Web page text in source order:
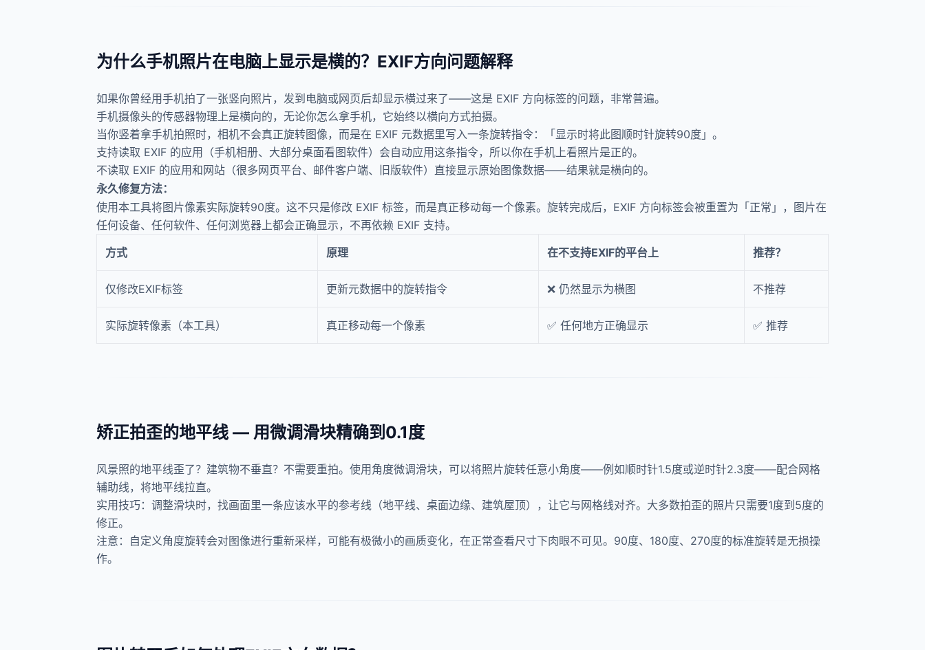
为什么手机照片在电脑上显示是横的？EXIF方向问题解释
如果你曾经用手机拍了一张竖向照片，发到电脑或网页后却显示横过来了——这是 EXIF 方向标签的问题，非常普遍。
手机摄像头的传感器物理上是横向的，无论你怎么拿手机，它始终以横向方式拍摄。
当你竖着拿手机拍照时，相机不会真正旋转图像，而是在 EXIF 元数据里写入一条旋转指令：「显示时将此图顺时针旋转90度」。
支持读取 EXIF 的应用（手机相册、大部分桌面看图软件）会自动应用这条指令，所以你在手机上看照片是正的。
不读取 EXIF 的应用和网站（很多网页平台、邮件客户端、旧版软件）直接显示原始图像数据——结果就是横向的。
永久修复方法：
使用本工具将图片像素实际旋转90度。这不只是修改 EXIF 标签，而是真正移动每一个像素。旋转完成后，EXIF 方向标签会被重置为「正常」，图片在
任何设备、任何软件、任何浏览器上都会正确显示，不再依赖 EXIF 支持。
方式
原理 在不支持EXIF的平台上 推荐？
仅修改EXIF标签 更新元数据中的旋转指令 ❌ 仍然显示为横图 不推荐
实际旋转像素（本工具） 真正移动每一个像素 ✅ 任何地方正确显示 ✅ 推荐
矫正拍歪的地平线 — 用微调滑块精确到0.1度
风景照的地平线歪了？建筑物不垂直？不需要重拍。使用角度微调滑块，可以将照片旋转任意小角度——例如顺时针1.5度或逆时针2.3度——配合网格
辅助线，将地平线拉直。
实用技巧：调整滑块时，找画面里一条应该水平的参考线（地平线、桌面边缘、建筑屋顶），让它与网格线对齐。大多数拍歪的照片只需要1度到5度的
修正。
注意：自定义角度旋转会对图像进行重新采样，可能有极微小的画质变化，在正常查看尺寸下肉眼不可见。90度、180度、270度的标准旋转是无损操
作。